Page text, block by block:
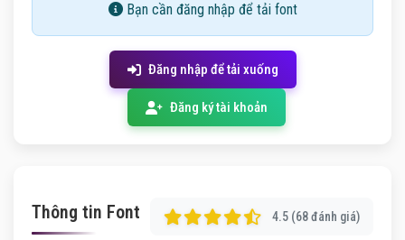
Bạn cần đăng nhập để tải font
Đăng nhập để tải xuống
Đăng ký tài khoản
Thông tin Font 4.5 (68 đánh giá)